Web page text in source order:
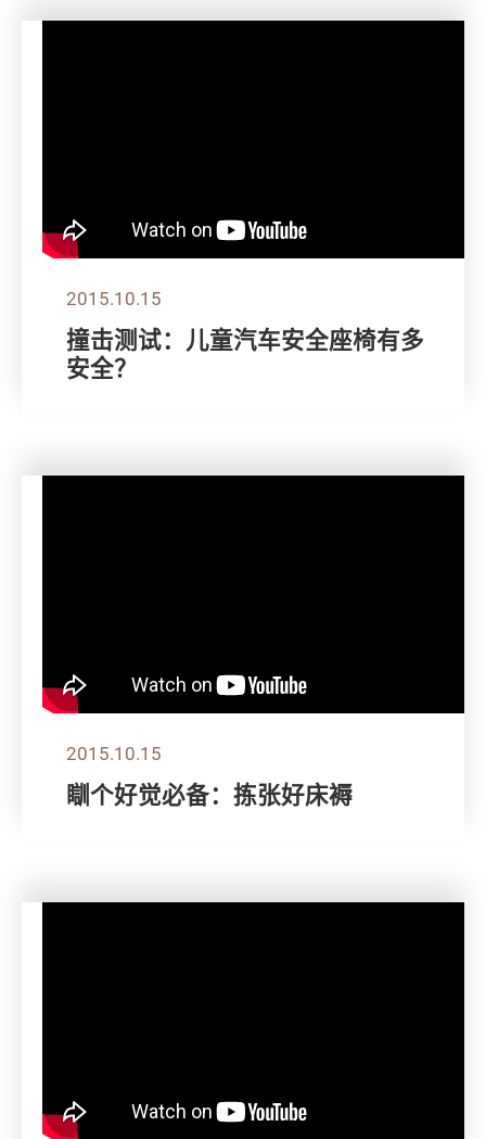
2015.10.15
撞击测试：儿童汽车安全座椅有多
安全？
2015.10.15
瞓个好觉必备：拣张好床褥